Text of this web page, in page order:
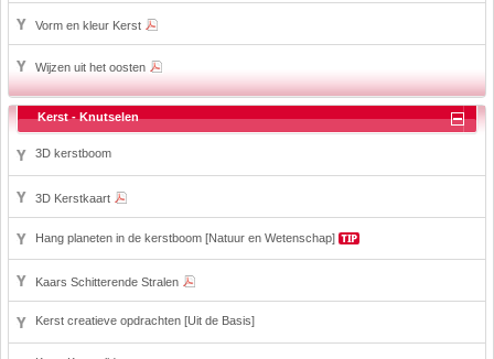
Vorm en kleur Kerst
Wijzen uit het oosten
Kerst - Knutselen
3D kerstboom
3D Kerstkaart
Hang planeten in de kerstboom [Natuur en Wetenschap]
Kaars Schitterende Stralen
Kerst creatieve opdrachten [Uit de Basis]